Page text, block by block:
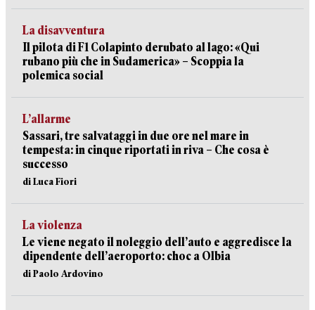
La disavventura
Il pilota di F1 Colapinto derubato al lago: «Qui
rubano più che in Sudamerica» – Scoppia la
polemica social
L’allarme
Sassari, tre salvataggi in due ore nel mare in
tempesta: in cinque riportati in riva – Che cosa è
successo
di Luca Fiori
La violenza
Le viene negato il noleggio dell’auto e aggredisce la
dipendente dell’aeroporto: choc a Olbia
di Paolo Ardovino